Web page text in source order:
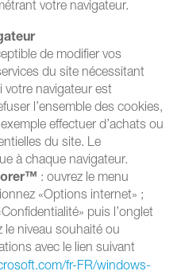
votre navigateur.
de modifier vos
du site nécessitant
votre navigateur est
l’ensemble des cookies,
effectuer d’achats ou
du site. Le
à chaque navigateur.
: ouvrez le menu
«Options internet» ;
puis l’onglet
le niveau souhaité ou
avec le lien suivant
fr-FR/windows-